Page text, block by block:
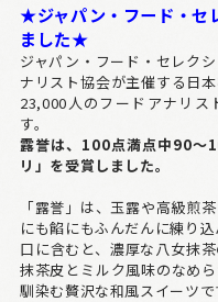
★ジャパン・フード・セ
ました★
ジャパン・フード・セレク
ナリスト協会が主催する日
23,000人のフードアナリス
す。
露誉は、100点満点中90～
リ」を受賞しました。
「露誉」は、玉露や高級煎
にも餡にもふんだんに練り込
口に含むと、濃厚な八女抹
抹茶皮とミルク風味のなめ
馴染む贅沢な和風スイーツで